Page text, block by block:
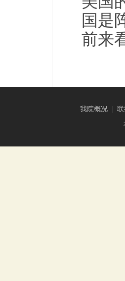
国是
前来
我院概况